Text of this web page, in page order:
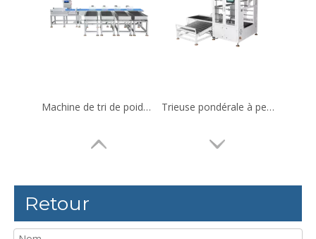
Machine de tri de poids à quatre niveaux pour Pomelo, Orange Trieuse pondérale à pesée dynamique fermée pour produits de grande taille
Retour